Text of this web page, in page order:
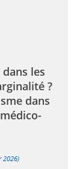
les
?
dans
2026)